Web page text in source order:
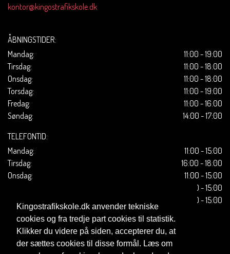
Kingostrafikskole.dk anvender tekniske
cookies og fra tredje part cookies til statistik.
Klikker du videre på siden, accepterer du, at
der sættes cookies til disse formål. Læs om
kontor@kingostrafikskole.dk
ÅBNINGSTIDER:
Mandag:
11:00 - 19:00
Tirsdag:
11:00 - 18:00
Onsdag:
11:00 - 18:00
Torsdag:
11:00 - 19:00
Fredag:
11:00 - 16:00
Søndag:
14:00 - 17:00
TELEFONTID:
Mandag:
11:00 - 15:00
Tirsdag:
16:00 - 18:00
Onsdag:
11:00 - 15:00
11:00 - 15:00
11:00 - 15:00